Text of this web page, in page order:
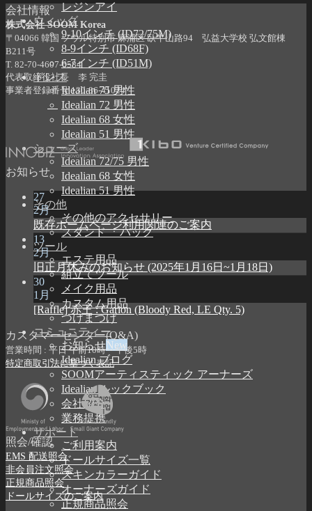
レジンアイ
ウィッグ
9-10インチ (ID72/75M)
8-9インチ (ID68F)
6-7インチ (ID51M)
ドレス
Idealian 75 男性
Idealian 72 男性
Idealian 68 女性
Idealian 51 男性
シューズ
Idealian 72/75 男性
Idealian 68 女性
Idealian 51 男性
その他
その他のアクセサリー
スタンド ㆍバッグ
ツール
エステ用品
組立てツール
メイク用品
カスタム用品
つけまつげ
コミュニティー
お知らせ
Idealian ブログ
SOOMアーティスティック アーナーズ
Idealian ルックブック
会社紹介
業務提携
サポート
ご利用案内
ドールサイズ一覧
スキンカラーガイド
オーナーズガイド
正規商品照会
会社情報
株式会社 SOOM Korea
〒04066 韓国 ソウル特別市 麻浦区 臥牛山路94 弘益大学校 弘文館棟
B211号
T. 82-70-4607-6584
代表取締役社長 李 完圭
事業者登録番号 130-86-41024
お知らせ
27
2月
既存ホームページ利用関連のご案内
13
2月
旧正月休みのお知らせ (2025年1月16日~1月18日)
30
1月
[Raffle] 赤王 : Garion (Bloody Red, LE Qty. 5)
カスタマーセンター(Q&A)
営業時間 : 平日 午前10時 ~ 午後5時
特定商取引法に基づく表記
照会/確認
EMS 配送照会
非会員注文照会
正規商品照会
ドールサイズのご案内